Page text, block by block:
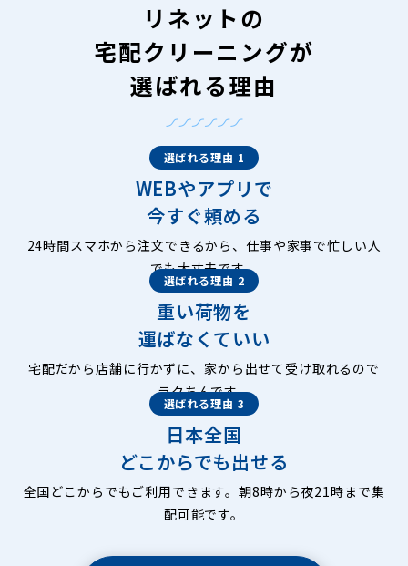
リネットの
宅配クリーニングが
選ばれる理由
選ばれる理由 1
WEBやアプリで
今すぐ頼める
24時間スマホから注文できるから、仕事や家事で忙しい人
でも大丈夫です。
選ばれる理由 2
重い荷物を
運ばなくていい
宅配だから店舗に行かずに、家から出せて受け取れるので
ラクちんです。
選ばれる理由 3
日本全国
どこからでも出せる
全国どこからでもご利用できます。朝8時から夜21時まで集
配可能です。